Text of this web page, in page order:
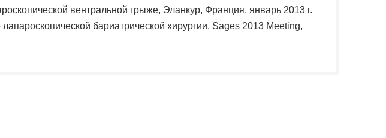
вентральной грыже, Эланкур, Франция, январь 2013 г.
лапароскопической бариатрической хирургии, Sages 2013 Meeting,